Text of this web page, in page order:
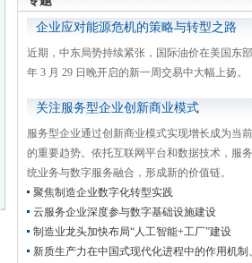
企业应对能源危机的策略与转型之路
近期，中东局势持续紧张，国际油价在美国东
年 3 月 29 日晚开启的新一周交易中大幅上扬。
关注服务型企业创新商业模式
服务型企业通过创新商业模式实现增长成为当
的重要趋势。依托互联网平台和数据技术，服
统业务与数字服务融合，形成新的价值链。
聚焦制造企业数字化转型实践
云服务企业深度参与数字基础设施建设
制造业龙头加快布局“人工智能+工厂”建设
新质生产力在中国式现代化进程中的作用机制